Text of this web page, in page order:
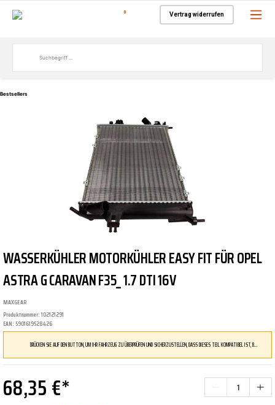
0 Vertrag widerrufen
Bestsellers
WASSERKÜHLER MOTORKÜHLER EASY FIT FÜR OPEL
ASTRA G CARAVAN F35_ 1.7 DTI 16V
MAXGEAR
Produktnummer: 102121291
EAN: 5901619528426
DRÜCKEN SIE AUF DEN BUTTON, UM IHR FAHRZEUG ZU ÜBERPRÜFEN UND SICHERZUSTELLEN, DASS DIESES TEIL KOMPATIBEL IST, BEVOR SIE ES BESTELLEN
68,35 €*